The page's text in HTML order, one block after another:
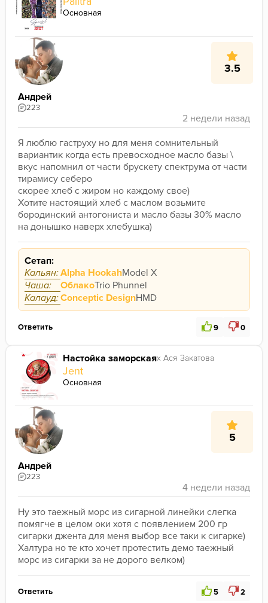
Основная
3.5
Андрей
223
Я люблю гаструху но для меня сомнительный
вариантик когда есть превосходное масло базы \
вкус напомнил от части брускету спектрума от части
тирамису себеро
скорее хлеб с жиром но каждому свое)
Хотите настоящий хлеб с маслом возьмите
бородинский антогониста и масло базы 30% масло
на донышко наверх хлебушка)
Сетап:
Кальян:Alpha HookahModel X
Чаша:
ОблакоTrio Phunnel
Калауд:Conceptic DesignHMD
Ответить 9 0
Настойка заморскаях Ася Закатова
Jent
Основная
5
Андрей
223
Ну это таежный морс из сигарной линейки слегка
помягче в целом оки хотя с появлением 200 гр
сигарки джента для меня выбор все таки к сигарке)
Халтура но те кто хочет протестить демо таежный
морс из сигарки за не дорого велком)
Ответить 5 2